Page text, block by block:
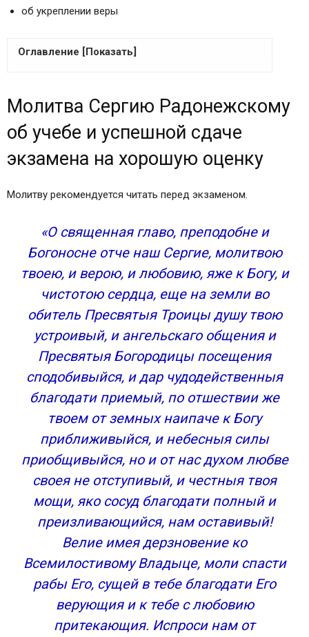
об укреплении веры
Оглавление [Показать]
и успешной сдаче экзамена на хорошую оценку
Молитва Сергию Радонежскому об помощи в
исцелении
Молитва Сергию Радонежскому о помощи в
Молитва Сергию Радонежскому об успехах в
Молитва прп. Сергию Радонежскому об
укреплении веры
Сохранить молитвы в социальных сетях:
Первая молитва Сергию Радонежскому
Вторая молитва Сергию Радонежскому
Третья молитва Сергию Радонежскому
Четвертая молитва Сергию Радонежскому
Молитва Сергию Радонежскому о помощи в
учебе (о прибавлении ума)
Молитва Сергию Радонежскому на сдачу
Молитва Сергию Радонежскому о помощи в
поиске работы
Молитва Сергию Радонежскому о помощи в
делах и работе
Молитва матери о детях Сергию Радонежскому
Молитва Сергию Радонежскому об успехе
Молитва Сергию Радонежскому о здравии
Молитва Сергию Радонежскому об исцелении
(тела и души)
Молитва Сергию Радонежскому об избавлении
от гордости
Молитва Сергию Радонежскому
об учебе и успешной сдаче
экзамена на хорошую оценку
Молитву рекомендуется читать перед экзаменом.
«О священная главо, преподобне и
Богоносне отче наш Сергие, молитвою
твоею, и верою, и любовию, яже к Богу, и
чистотою сердца, еще на земли во
обитель Пресвятыя Троицы душу твою
устроивый, и ангельскаго общения и
Пресвятыя Богородицы посещения
сподобивыйся, и дар чудодейственныя
благодати приемый, по отшествии же
твоем от земных наипаче к Богу
приближивыйся, и небесныя силы
приобщивыйся, но и от нас духом любве
своея не отступивый, и честныя твоя
мощи, яко сосуд благодати полный и
преизливающийся, нам оставивый!
Велие имея дерзновение ко
Всемилостивому Владыце, моли спасти
рабы Его, сущей в тебе благодати Его
верующия и к тебе с любовию
притекающия. Испроси нам от